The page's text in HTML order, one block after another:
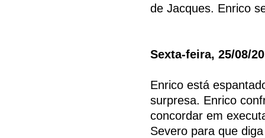
de Jacques. Enrico
Sexta-feira, 25/08/
Enrico está
surpresa. Enrico
concordar em
Severo para que